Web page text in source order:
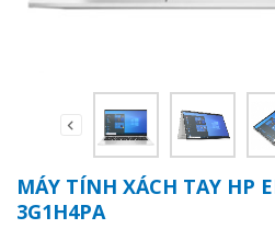
MÁY TÍNH XÁCH TAY HP
3G1H4PA